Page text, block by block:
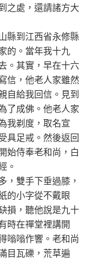
之處，還請諸方大
縣到江西省永修縣
的。當年我十九
。其實，早在十六
信，他老人家雖然
自給我回信。見到
了成佛。他老人家
我剃度，取名宣
具足戒。然後返回
始侍奉老和尚，白
。
，雙手下垂過膝，
的小字從不戴眼
損，聽他說是九十
時在禪堂裡講開
嗡嗡作響。老和尚
目瓦礫，荒草遍